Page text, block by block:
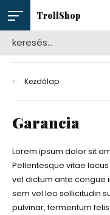
TrollShop
Kezdőlap
Garancia
Lorem ipsum dolor sit
Pellentesque vitae
vel dictum ante congue
sem vel leo sollicitudin
pulvinar, fermentum